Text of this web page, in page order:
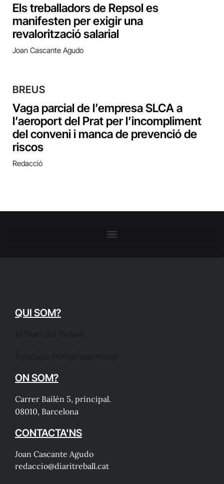
Els treballadors de Repsol es
manifesten per exigir una
revalorització salarial
Joan Cascante Agudo
BREUS
Vaga parcial de l’empresa SLCA a
l’aeroport del Prat per l’incompliment
del conveni i manca de prevenció de
riscos
Redacció
QUI SOM?
ON SOM?
Carrer Bailén 5, principal.
08010, Barcelona
CONTACTA'NS
Joan Cascante Agudo
redaccio@diaritreball.cat